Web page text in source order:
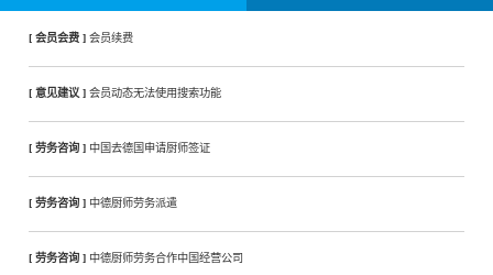
[ 会员会费 ] 会员续费
[ 意见建议 ] 会员动态无法使用搜索功能
[ 劳务咨询 ] 中国去德国申请厨师签证
[ 劳务咨询 ] 中德厨师劳务派遣
[ 劳务咨询 ] 中德厨师劳务合作中国经营公司